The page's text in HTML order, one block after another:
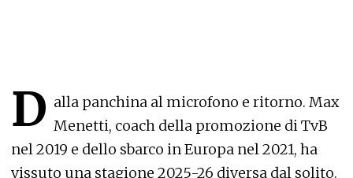
D alla panchina al microfono e ritorno. Max
Menetti, coach della promozione di TvB
nel 2019 e dello sbarco in Europa nel 2021, ha
vissuto una stagione 2025-26 diversa dal solito.